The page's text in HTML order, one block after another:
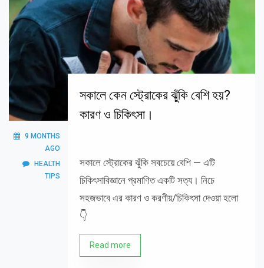
9 MONTHS
AGO
HEALTH
TIPS
সকালে কেন স্ট্রোকের ঝুঁকি বেশি হয়?
কারণ ও চিকিৎসা।
সকালে স্ট্রোকের ঝুঁকি সবচেয়ে বেশি — এটি
চিকিৎসাবিজ্ঞানে প্রমাণিত একটি সত্য। নিচে
সহজভাবে এর কারণ ও করণীয়/চিকিৎসা দেওয়া হলো
👇
Read more